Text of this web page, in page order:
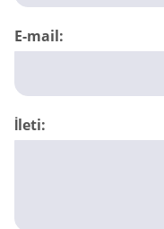
E-mail:
İleti: